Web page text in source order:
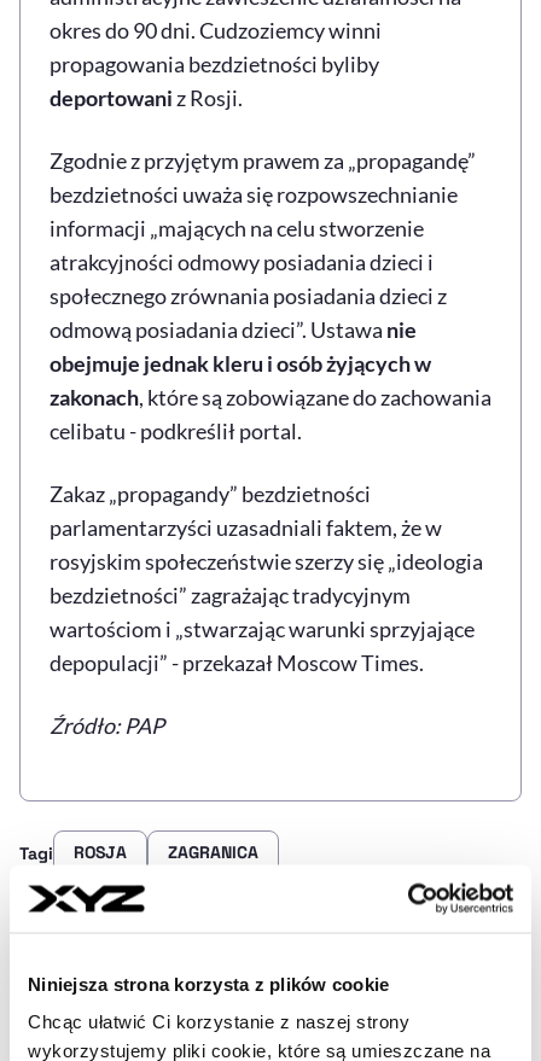
Niniejsza strona korzysta z plików cookie
Chcąc ułatwić Ci korzystanie z naszej strony
wykorzystujemy pliki cookie, które są umieszczane na
okres do 90 dni. Cudzoziemcy winni
propagowania bezdzietności byliby
deportowani z Rosji.
Zgodnie z przyjętym prawem za „propagandę”
bezdzietności uważa się rozpowszechnianie
informacji „mających na celu stworzenie
atrakcyjności odmowy posiadania dzieci i
społecznego zrównania posiadania dzieci z
odmową posiadania dzieci”. Ustawa nie
obejmuje jednak kleru i osób żyjących w
zakonach, które są zobowiązane do zachowania
celibatu - podkreślił portal.
Zakaz „propagandy” bezdzietności
parlamentarzyści uzasadniali faktem, że w
rosyjskim społeczeństwie szerzy się „ideologia
bezdzietności” zagrażając tradycyjnym
wartościom i „stwarzając warunki sprzyjające
depopulacji” - przekazał Moscow Times.
Źródło: PAP
Tagi ROSJA ZAGRANICA
Kopiuj link artykułu
Udostępnij na LinkedIn
Udostępnij na Twitterze
Udostępnij na
Udostępnij